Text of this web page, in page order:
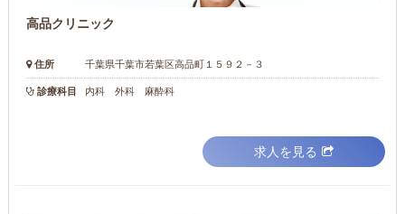
高品クリニック
住所 千葉県千葉市若葉区高品町１５９２－３
診療科目 内科 外科 麻酔科
求人を見る